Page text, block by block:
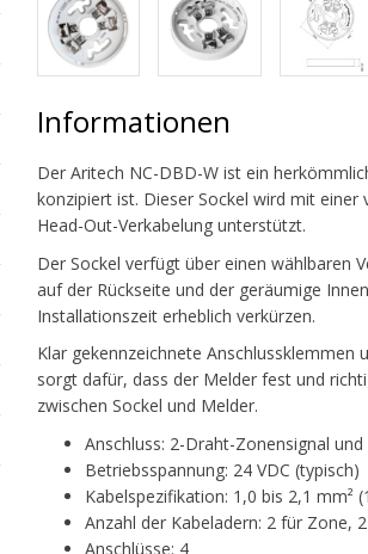
Informationen
Der Aritech NC-DBD-W ist ein
konzipiert ist. Dieser Sockel wird mit
Head-Out-Verkabelung unterstützt.
Der Sockel verfügt über einen wählbaren
auf der Rückseite und der geräumige
Installationszeit erheblich verkürzen.
Klar gekennzeichnete
sorgt dafür, dass der Melder fest und
zwischen Sockel und Melder.
Anschluss: 2-Draht-Zonensignal
Betriebsspannung: 24 VDC (typisch)
Kabelspezifikation: 1,0 bis 2,1 mm²
Anzahl der Kabeladern: 2 für Zone,
Anschlüsse: 4